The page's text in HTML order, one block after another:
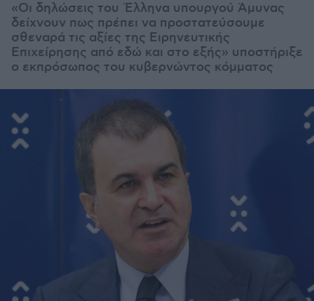
«Oι δηλώσεις του Έλληνα υπουργού Άμυνας
δείχνουν πως πρέπει να προστατεύσουμε
σθεναρά τις αξίες της Ειρηνευτικής
Επιχείρησης από εδώ και στο εξής» υποστήριξε
ο εκπρόσωπος του κυβερνώντος κόμματος